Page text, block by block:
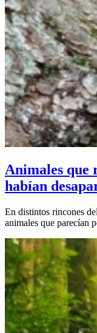
Animales que
habían
En distintos rincones
animales que parecían